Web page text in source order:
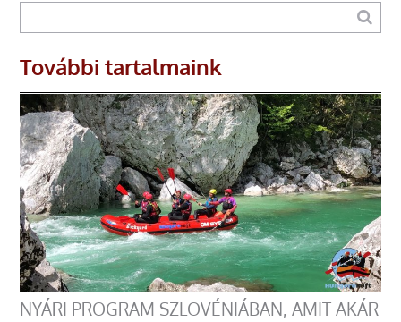
További tartalmaink
NYÁRI PROGRAM SZLOVÉNIÁBAN, AMIT AKÁR